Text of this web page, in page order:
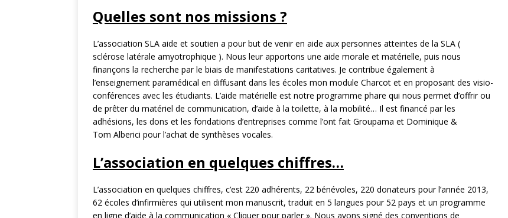
Quelles sont nos missions ?
L’association SLA aide et soutien a pour but de venir en aide aux personnes atteintes de la SLA (
sclérose latérale amyotrophique ). Nous leur apportons une aide morale et matérielle, puis nous
finançons la recherche par le biais de manifestations caritatives. Je contribue également à
l’enseignement paramédical en diffusant dans les écoles mon module Charcot et en proposant des visio-
conférences avec les étudiants. L’aide matérielle est notre programme phare qui nous permet d’offrir ou
de prêter du matériel de communication, d’aide à la toilette, à la mobilité… Il est financé par les
adhésions, les dons et les fondations d’entreprises comme l’ont fait Groupama et Dominique &
Tom Alberici pour l’achat de synthèses vocales.
L’association en quelques chiffres…
L’association en quelques chiffres, c’est 220 adhérents, 22 bénévoles, 220 donateurs pour l’année 2013,
62 écoles d’infirmières qui utilisent mon manuscrit, traduit en 5 langues pour 52 pays et un programme
en ligne d’aide à la communication « Cliquer pour parler ». Nous avons signé des conventions de